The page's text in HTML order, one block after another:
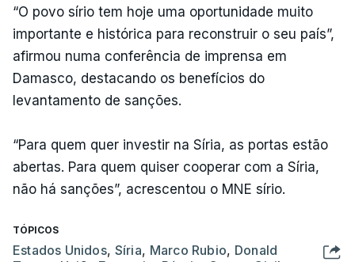
“O povo sírio tem hoje uma oportunidade muito
importante e histórica para reconstruir o seu país”,
afirmou numa conferência de imprensa em
Damasco, destacando os benefícios do
levantamento de sanções.
“Para quem quer investir na Síria, as portas estão
abertas. Para quem quiser cooperar com a Síria,
não há sanções”, acrescentou o MNE sírio.
TÓPICOS
Estados Unidos, Síria, Marco Rubio, Donald